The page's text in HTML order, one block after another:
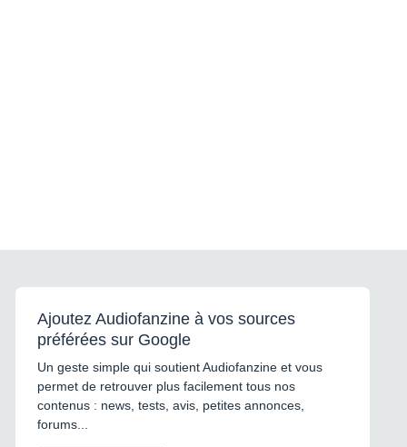
Ajoutez Audiofanzine à vos sources
préférées sur Google
Un geste simple qui soutient Audiofanzine et vous
permet de retrouver plus facilement tous nos
contenus : news, tests, avis, petites annonces,
forums...